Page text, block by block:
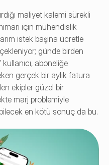
maliyet kalemi sürekli
için mühendislik
istek başına ücretle
günde birden
aboneliğe
gerçek bir aylık fatura
ekipler güzel bir
marj problemiyle
en kötü sonuç da bu.